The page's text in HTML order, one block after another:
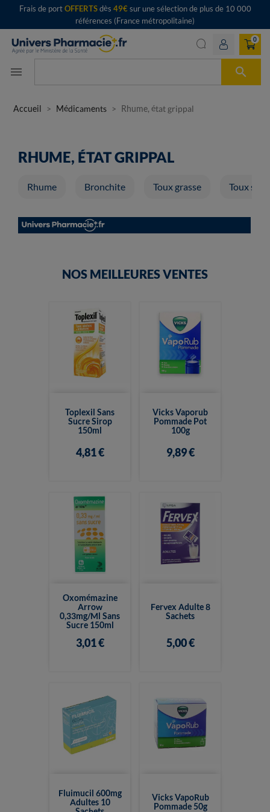
Frais de portOFFERTSdès 49€sur une sélection de plus de 10 000
références (France métropolitaine)
menu 
0
Accueil Médicaments Rhume, état grippal
RHUME, ÉTAT GRIPPAL
Rhume Bronchite Toux grasse Toux
NOS MEILLEURES VENTES
Toplexil Sans
Sucre Sirop
150ml
4,81 €
Vicks Vaporub
Pommade Pot
100g
9,89 €
Oxomémazine
Arrow
0,33mg/ml Sans
Sucre 150ml
3,01 €
Fervex Adulte 8
Sachets
5,00 €
Fluimucil 600mg
Adultes 10
Vicks VapoRub
Pommade 50g